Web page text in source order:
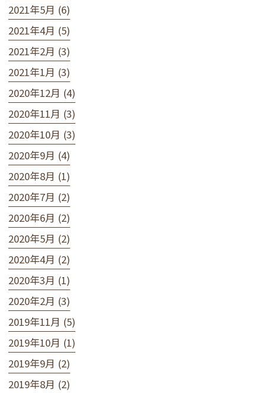
2021年5月 (6)
2021年4月 (5)
2021年2月 (3)
2021年1月 (3)
2020年12月 (4)
2020年11月 (3)
2020年10月 (3)
2020年9月 (4)
2020年8月 (1)
2020年7月 (2)
2020年6月 (2)
2020年5月 (2)
2020年4月 (2)
2020年3月 (1)
2020年2月 (3)
2019年11月 (5)
2019年10月 (1)
2019年9月 (2)
2019年8月 (2)